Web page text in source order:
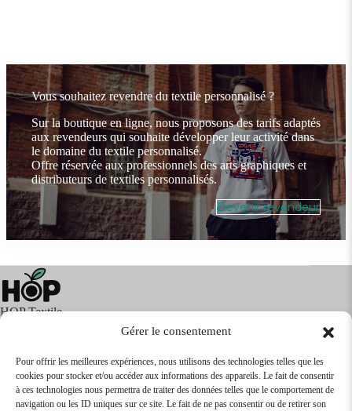
Gérer le consentement
Pour offrir les meilleures expériences, nous utilisons des technologies telles que les
cookies pour stocker et/ou accéder aux informations des appareils. Le fait de consentir
à ces technologies nous permettra de traiter des données telles que le comportement de
navigation ou les ID uniques sur ce site. Le fait de ne pas consentir ou de retirer son
Vous souhaitez revendre du textile personnalisé ?
Sur la boutique en ligne, nous proposons des tarifs adaptés
aux revendeurs qui souhaite développer leur activité dans
le domaine du textile personnalisé.
Offre réservée aux professionnels des arts graphiques et
distributeurs de textiles personnalisés.
Devenir revendeur
HOP Textile
Textile Articles Publicitaires
Infos
Boutique en ligne
Express 24H